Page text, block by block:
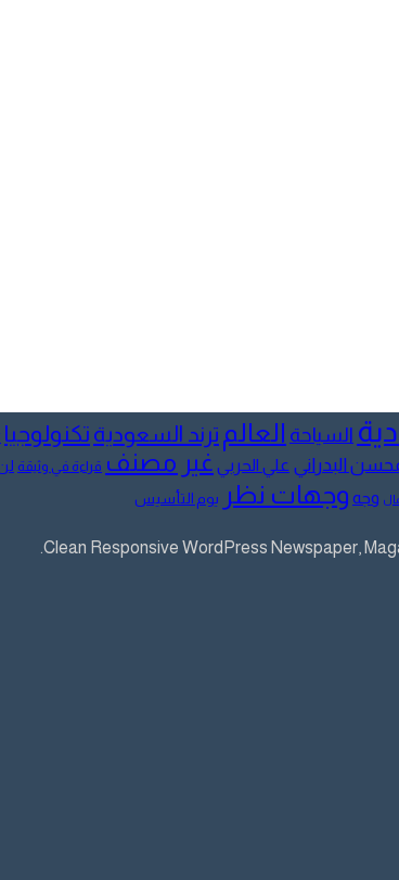
السياحة العالم ترند السعودية تكنولوجيا
البدراني علي الحربي غير مصنف قراءة في وثيقة
وجه وجهات نظر يوم التأسيس
Clean Responsive WordPress Newspaper,